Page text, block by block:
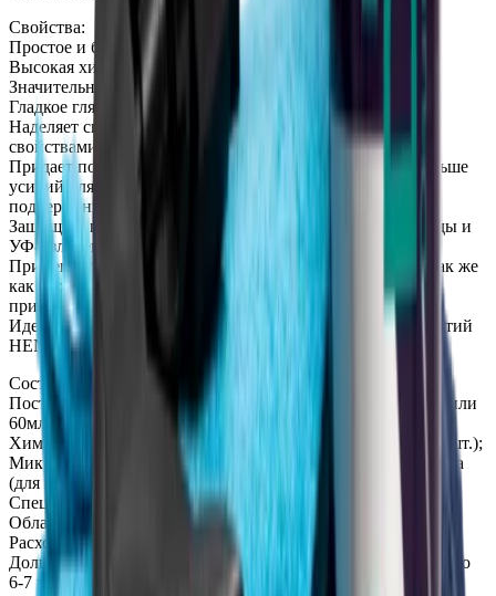
Свойства:
Простое и быстрое нанесение;
Высокая химическая стойкость;
Значительно усиливает блеск и насыщает цвет;
Гладкое глянцевое покрытие с выдающимся блеском;
Наделяет сильными грязе- и водоотталкивающими
свойствами;
Придает поверхности свойства самоочистки, требуя меньше
усилий для
поддержания чистоты;
Защищает поверхность от воздействия окружающей среды и
УФ-излучения;
Применяется в качестве самостоятельного покрытия, а так же
как верхний слой
при нанесении многослойных покрытий;
Идеально подходит для обновления керамических покрытий
HENDLEX.
Состав комплекта:
Поставляется в алюминиевых бутылках емкостью 200мл. или
60мл. с:
Химстойким триггером (для 200мл. – 3 шт., для 60мл. – 1 шт.);
Микрофибровым полотенцем и салфетками для апликатора
(для 200мл. – 5 шт., для 60мл. – 2 шт.).
Спецификация:
Область применения – лак, пластик, металл;
Расход – 40мл/слой на средне размерный автомобиль;
Долговечность – в зависимости от условий эксплуатации до
6-7 месяцев;